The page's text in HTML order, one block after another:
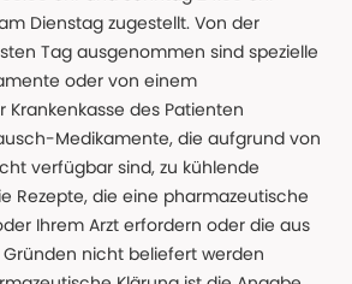
Dienstag zugestellt. Von der
Tag ausgenommen sind spezielle
oder von einem
Krankenkasse des Patienten
Medikamente, die aufgrund von
verfügbar sind, zu kühlende
Rezepte, die eine pharmazeutische
Ihrem Arzt erfordern oder die aus
nicht beliefert werden